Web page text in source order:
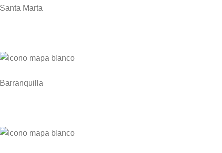
Santa Marta
Barranquilla